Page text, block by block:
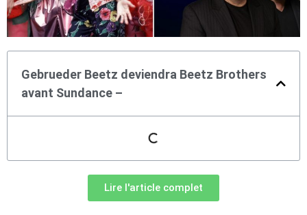
Gebrueder Beetz deviendra Beetz Brothers
avant Sundance –
Lire l'article complet